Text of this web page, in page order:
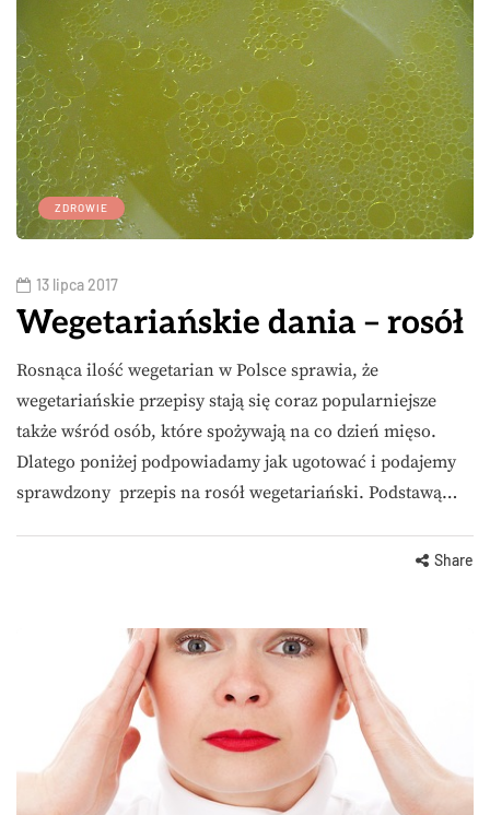
ZDROWIE
13 lipca 2017
Wegetariańskie dania – rosół
Rosnąca ilość wegetarian w Polsce sprawia, że
wegetariańskie przepisy stają się coraz popularniejsze
także wśród osób, które spożywają na co dzień mięso.
Dlatego poniżej podpowiadamy jak ugotować i podajemy
sprawdzony przepis na rosół wegetariański. Podstawą…
Share